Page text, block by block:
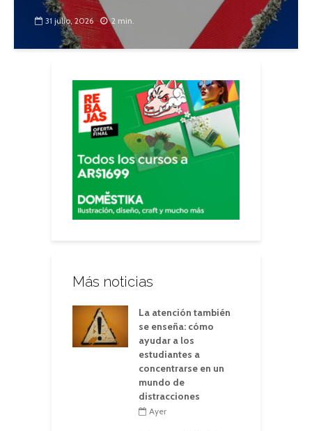
31 julio, 2026 2 min.
Más noticias
La atención también
se enseña: cómo
ayudar a los
estudiantes a
concentrarse en un
mundo de
distracciones
Ayer